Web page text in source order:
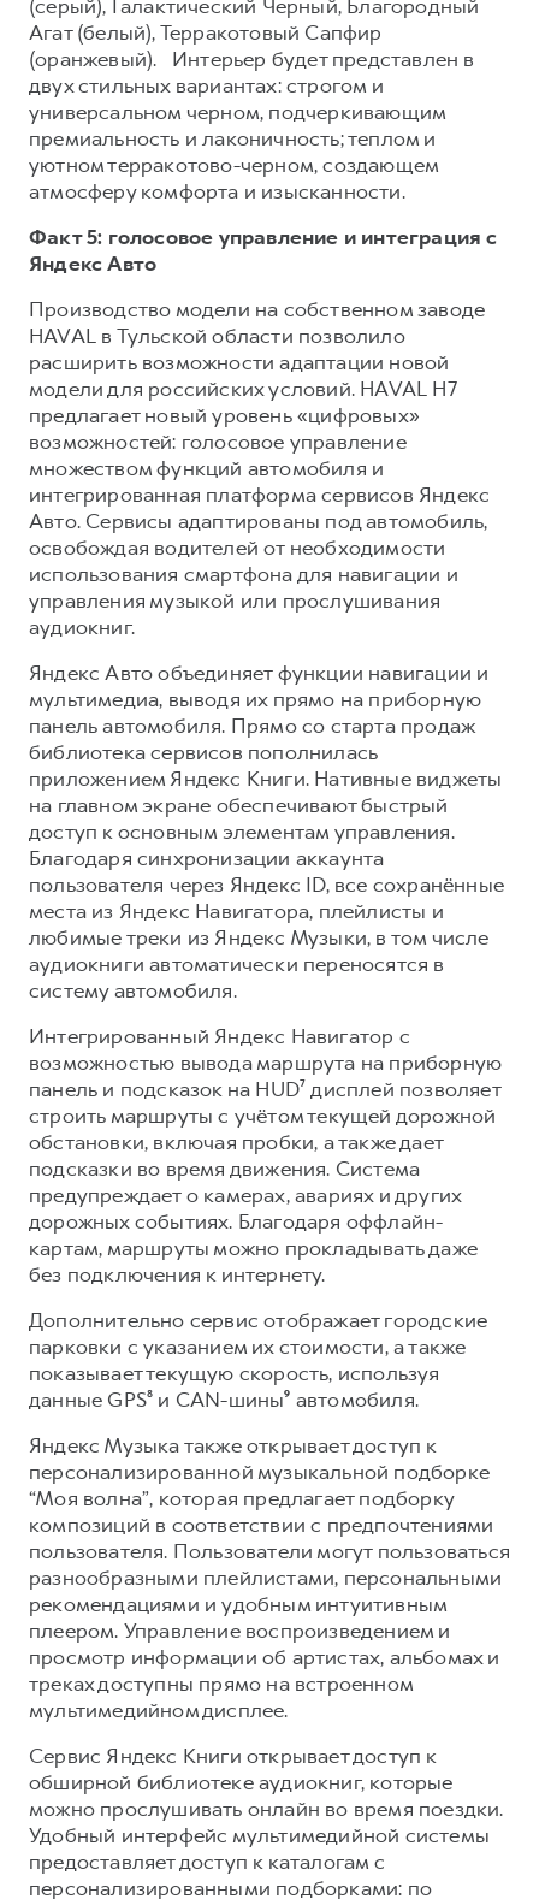
(серый), Галактический Черный, Благородный
Агат (белый), Терракотовый Сапфир
(оранжевый). Интерьер будет представлен в
двух стильных вариантах: строгом и
универсальном черном, подчеркивающим
премиальность и лаконичность; теплом и
уютном терракотово-черном, создающем
атмосферу комфорта и изысканности.
Факт 5: голосовое управление и интеграция с
Яндекс Авто
Производство модели на собственном заводе
HAVAL в Тульской области позволило
расширить возможности адаптации новой
модели для российских условий. HAVAL H7
предлагает новый уровень «цифровых»
возможностей: голосовое управление
множеством функций автомобиля и
интегрированная платформа сервисов Яндекс
Авто. Сервисы адаптированы под автомобиль,
освобождая водителей от необходимости
использования смартфона для навигации и
управления музыкой или прослушивания
аудиокниг.
Яндекс Авто объединяет функции навигации и
мультимедиа, выводя их прямо на приборную
панель автомобиля. Прямо со старта продаж
библиотека сервисов пополнилась
приложением Яндекс Книги. Нативные виджеты
на главном экране обеспечивают быстрый
доступ к основным элементам управления.
Благодаря синхронизации аккаунта
пользователя через Яндекс ID, все сохранённые
места из Яндекс Навигатора, плейлисты и
любимые треки из Яндекс Музыки, в том числе
аудиокниги автоматически переносятся в
систему автомобиля.
Интегрированный Яндекс Навигатор с
возможностью вывода маршрута на приборную
панель и подсказок на HUD⁷ дисплей позволяет
строить маршруты с учётом текущей дорожной
обстановки, включая пробки, а также дает
подсказки во время движения. Система
предупреждает о камерах, авариях и других
дорожных событиях. Благодаря оффлайн-
картам, маршруты можно прокладывать даже
без подключения к интернету.
Дополнительно сервис отображает городские
парковки с указанием их стоимости, а также
показывает текущую скорость, используя
данные GPS⁸ и CAN-шины⁹ автомобиля.
Яндекс Музыка также открывает доступ к
персонализированной музыкальной подборке
“Моя волна”, которая предлагает подборку
композиций в соответствии с предпочтениями
пользователя. Пользователи могут пользоваться
разнообразными плейлистами, персональными
рекомендациями и удобным интуитивным
плеером. Управление воспроизведением и
просмотр информации об артистах, альбомах и
треках доступны прямо на встроенном
мультимедийном дисплее.
Сервис Яндекс Книги открывает доступ к
обширной библиотеке аудиокниг, которые
можно прослушивать онлайн во время поездки.
Удобный интерфейс мультимедийной системы
предоставляет доступ к каталогам с
персонализированными подборками: по